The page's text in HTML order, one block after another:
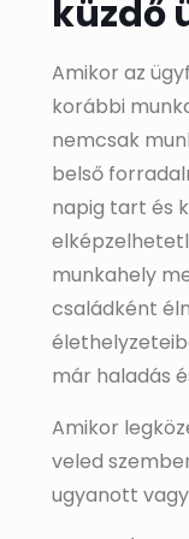
küzdő
Amikor az
korábbi
nemcsak
belső
napig tart és
munkahely
családként
már haladás
Amikor
veled
ugyanott